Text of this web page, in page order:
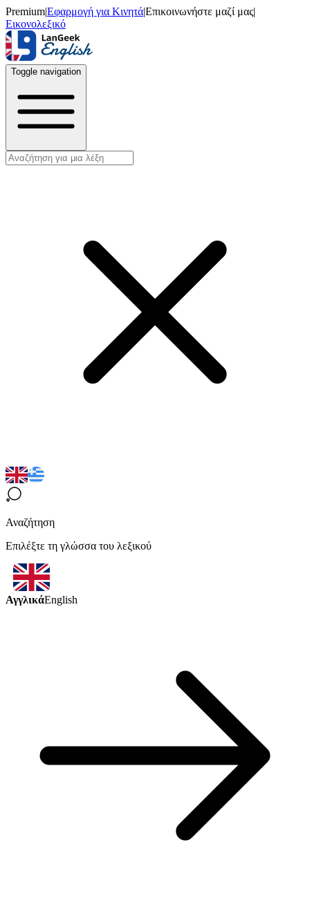
Premium|Εφαρμογή για Κινητά|Επικοινωνήστε μαζί μας|
Εικονολεξικό
Toggle navigation
Αναζήτηση
Επιλέξτε τη γλώσσα του λεξικού
ΑγγλικάEnglish